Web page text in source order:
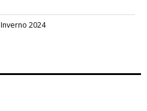
Inverno 2024